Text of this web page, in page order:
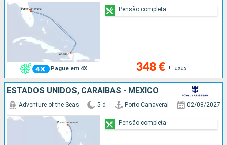
Pague em 4X 348 € +Taxas
Pensão completa
ESTADOS UNIDOS, CARAIBAS - MEXICO
Adventure of the Seas 5 d Porto Canaveral 02/08/2027
Pensão completa